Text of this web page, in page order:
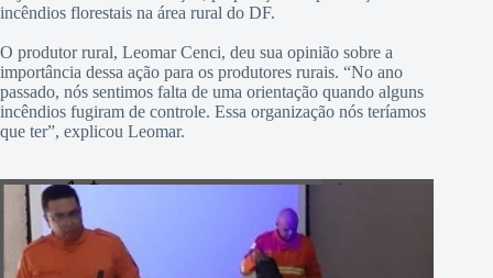
incêndios florestais na área rural do DF.
O produtor rural, Leomar Cenci, deu sua opinião sobre a
importância dessa ação para os produtores rurais. “No ano
passado, nós sentimos falta de uma orientação quando alguns
incêndios fugiram de controle. Essa organização nós teríamos
que ter”, explicou Leomar.